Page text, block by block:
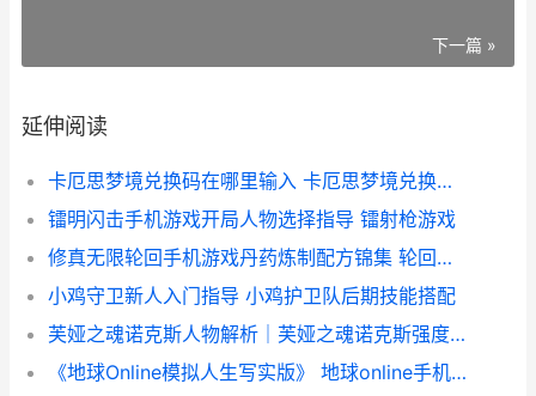
下一篇 »
延伸阅读
卡厄思梦境兑换码在哪里输入 卡厄思梦境兑换码入口
镭明闪击手机游戏开局人物选择指导 镭射枪游戏
修真无限轮回手机游戏丹药炼制配方锦集 轮回无限流
小鸡守卫新人入门指导 小鸡护卫队后期技能搭配
芙娅之魂诺克斯人物解析｜芙娅之魂诺克斯强度、技能机制和实战表现全策略 芙涅克斯村落在哪里
《地球Online模拟人生写实版》 地球online手机版